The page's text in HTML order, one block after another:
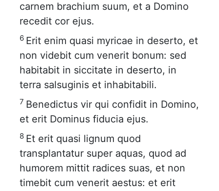
carnem brachium suum, et a Domino
recedit cor ejus.
6 Erit enim quasi myricae in deserto, et
non videbit cum venerit bonum: sed
habitabit in siccitate in deserto, in
terra salsuginis et inhabitabili.
7 Benedictus vir qui confidit in Domino,
et erit Dominus fiducia ejus.
8 Et erit quasi lignum quod
transplantatur super aquas, quod ad
humorem mittit radices suas, et non
timebit cum venerit aestus: et erit